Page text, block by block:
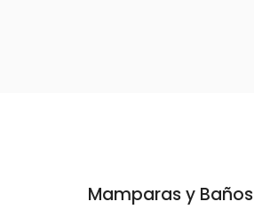
Mamparas y Baños